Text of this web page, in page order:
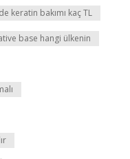
keratin bakımı kaç TL
base hangi ülkenin